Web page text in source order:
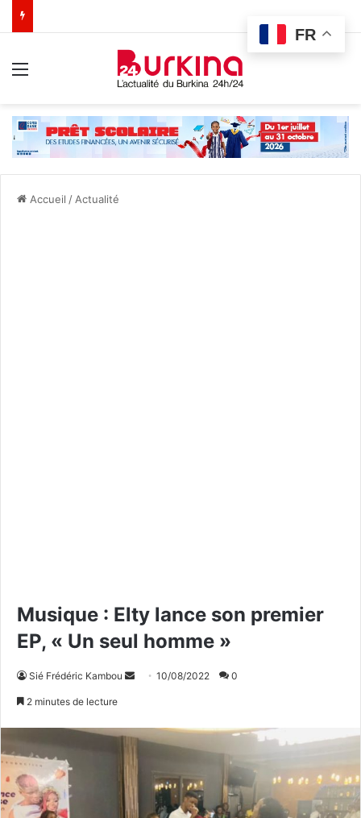
Accueil / Actualité
Musique : Elty lance son premier
EP, « Un seul homme »
Sié Frédéric Kambou
u
10/08/2022 0
2 minutes de lecture
FR